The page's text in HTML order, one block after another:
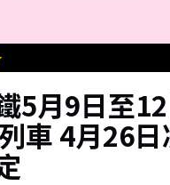
5月9日至
車 4月26